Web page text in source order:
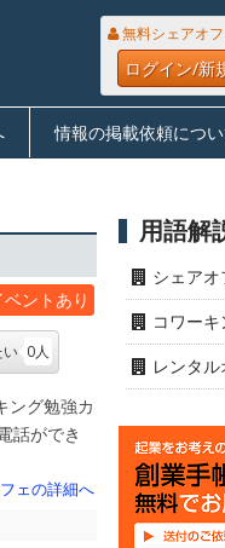
無料シェアオ
ログイン/新
情報の掲載依頼につ
ベントあり
い 0人
グ勉強カ
話ができ
ェの詳細へ
用語解
シェア
コワー
レンタ